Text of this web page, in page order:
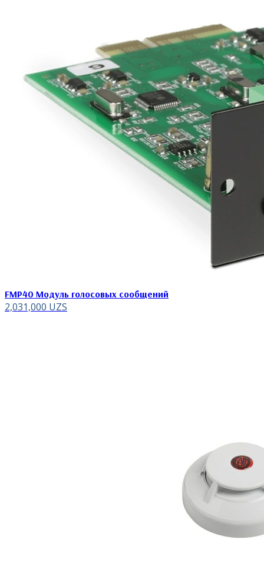
FMP40 Модуль голосовых сообщений
2,031,000 UZS